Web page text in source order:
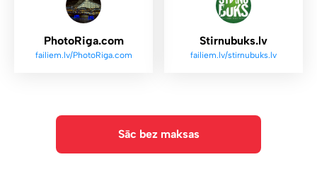
PhotoRiga.com
failiem.lv/PhotoRiga.com
Stirnubuks.lv
failiem.lv/stirnubuks.lv
Sāc bez maksas